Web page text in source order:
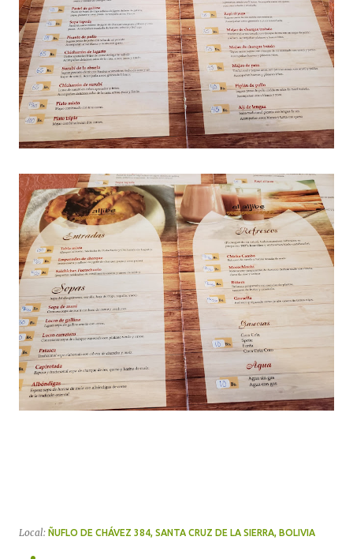
Local: ÑUFLO DE CHÁVEZ 384, SANTA CRUZ DE LA SIERRA, BOLIVIA